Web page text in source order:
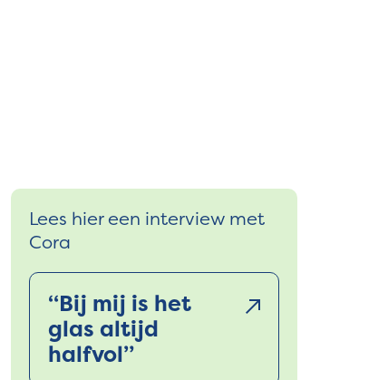
Lees hier een interview met
Cora
“Bij mij is het
glas altijd
halfvol”